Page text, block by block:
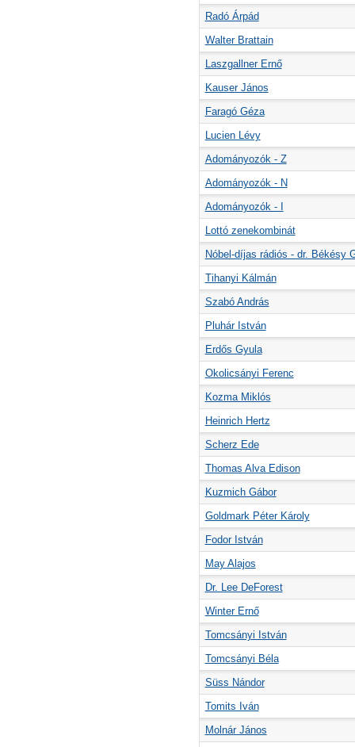
Radó Árpád
Walter Brattain
Laszgallner Ernő
Kauser János
Faragó Géza
Lucien Lévy
Adományozók - Z
Adományozók - N
Adományozók - I
Lottó zenekombinát
Nóbel-díjas rádiós - dr. Békésy
Tihanyi Kálmán
Szabó András
Pluhár István
Erdős Gyula
Okolicsányi Ferenc
Kozma Miklós
Heinrich Hertz
Scherz Ede
Thomas Alva Edison
Kuzmich Gábor
Goldmark Péter Károly
Fodor István
May Alajos
Dr. Lee DeForest
Winter Ernő
Tomcsányi István
Tomcsányi Béla
Süss Nándor
Tomits Iván
Molnár János